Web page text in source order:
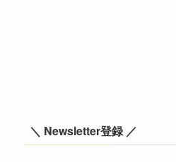
＼ Newsletter登録 ／